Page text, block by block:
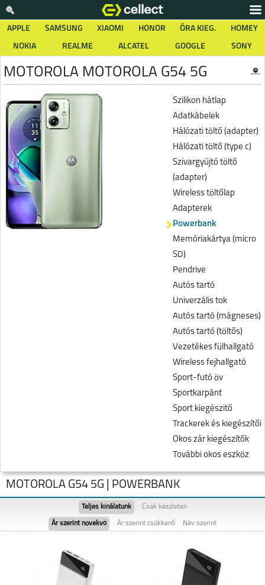
APPLE SAMSUNG XIAOMI HONOR ÓRA KIEG.
HOMEY
NOKIA
REALME ALCATEL GOOGLE SONY
MOTOROLA MOTOROLA G54 5G
Szilikon hátlap
Adatkábelek
Hálózati töltő (adapter)
Hálózati töltő (type c)
Szivargyújtó töltő
(adapter)
Wireless töltőlap
Adapterek
Powerbank
Memóriakártya (micro
SD)
Pendrive
Autós tartó
Univerzális tok
Autós tartó (mágneses)
Autós tartó (töltős)
Vezetékes fülhallgató
Wireless fejhallgató
Sport-futó öv
Sportkarpánt
Sport kiegészitő
Trackerek és kiegészítői
Okos zár kiegészítők
További okos eszköz
MOTO G05
MOTOROLA G54 5G | POWERBANK
Teljes kínálatunk Csak készleten
Ár szerint növekvő Ár szerint csökkenő Név szerint